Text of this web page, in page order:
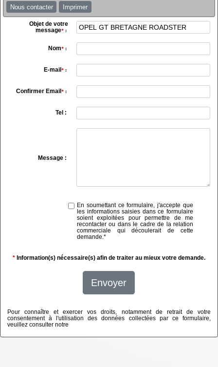
Nous contacter Imprimer
Objet de votre
message*:
Nom*:
E-mail *:
Confirmer Email *:
Tel :
Message :
En soumettant ce formulaire, j'accepte que
les informations saisies dans ce formulaire
soient exploitées pour permettre de me
recontacter ou dans le cadre de la relation
commerciale qui découlerait de cette
demande.*
* Information(s) nécessaire(s) afin de traiter au mieux votre demande.
Envoyer
Pour connaître et exercer vos droits, notamment de retrait de votre
consentement à l'utilisation des données collectées par ce formulaire,
veuillez consulter notre